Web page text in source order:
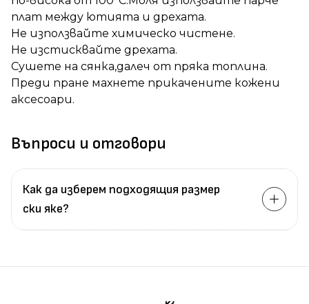
плат между ютията и дрехата.
Не използвайте химическо чистене.
Не изстисквайте дрехата.
Сушете на сянка,далеч от пряка топлина.
Преди пране махнете прикачените кожени
аксесоари.
Въпроси и отговори
Как да изберем подходящия размер
ски яке?
Измеретеобиколкатана талията.